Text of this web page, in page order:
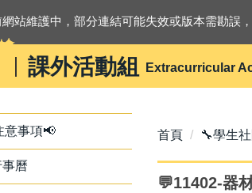
課外活動組 Extracurricular
網站維護中，部分連結可能失效或版本需勘誤
意事項📢
曆
首頁 🔧學生
💬11402-器